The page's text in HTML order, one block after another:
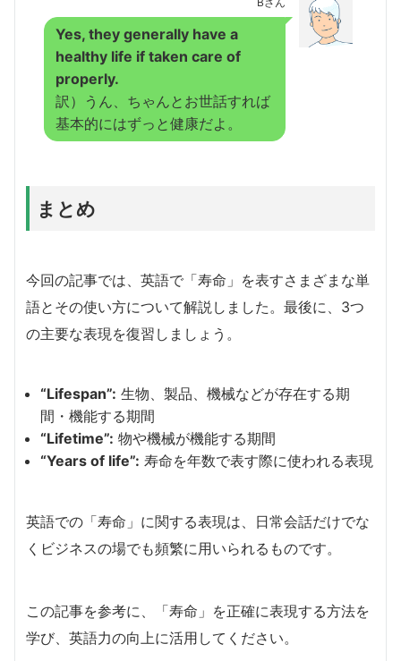
Yes, they generally have a
healthy life if taken care of
properly.
訳）うん、ちゃんとお世話すれば
基本的にはずっと健康だよ。
まとめ
今回の記事では、英語で「寿命」を表すさまざまな単
語とその使い方について解説しました。最後に、3つ
の主要な表現を復習しましょう。
“Lifespan”: 生物、製品、機械などが存在する期
間・機能する期間
“Lifetime”: 物や機械が機能する期間
“Years of life”: 寿命を年数で表す際に使われる表現
英語での「寿命」に関する表現は、日常会話だけでな
くビジネスの場でも頻繁に用いられるものです。
この記事を参考に、「寿命」を正確に表現する方法を
学び、英語力の向上に活用してください。